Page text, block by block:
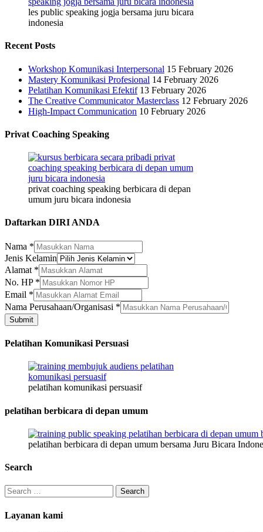
les public speaking jogja bersama juru bicara
indonesia
Recent Posts
Workshop Komunikasi Interpersonal 15 February 2026
Mastery Komunikasi Profesional 14 February 2026
Pelatihan Komunikasi Efektif 13 February 2026
The Creative Communicator Masterclass 12 February 2026
High-Impact Communication 10 February 2026
Privat Coaching Speaking
privat coaching speaking berbicara di depan
umum juru bicara indonesia
Daftarkan DIRI ANDA
Nama *
Jenis Kelamin
No.
Alamat
Email
Alamat *
No. HP *
Email *
Nama Perusahaan/Organisasi *
Submit
Pelatihan Komunikasi Persuasi
pelatihan komunikasi persuasif
pelatihan berbicara di depan umum
pelatihan berbicara di depan umum bersama Juru Bicara
Search
Search
for:
Layanan kami